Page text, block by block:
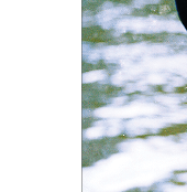
Serce z
życie